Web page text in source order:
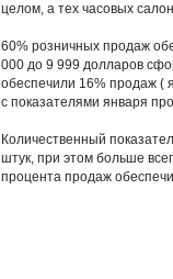
целом, а тех часовых
60% розничных продаж
000 до 9 999 долларов
обеспечили 16% продаж (
с показателями января
Количественный
штук, при этом больше
процента продаж